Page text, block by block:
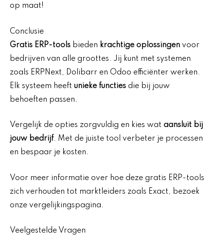
op maat!
Conclusie
Gratis ERP-tools bieden krachtige oplossingen voor
bedrijven van alle groottes. Jij kunt met systemen
zoals ERPNext, Dolibarr en Odoo efficiënter werken.
Elk systeem heeft unieke functies die bij jouw
behoeften passen.
Vergelijk de opties zorgvuldig en kies wat aansluit bij
jouw bedrijf. Met de juiste tool verbeter je processen
en bespaar je kosten.
Voor meer informatie over hoe deze gratis ERP-tools
zich verhouden tot marktleiders zoals Exact, bezoek
onze vergelijkingspagina.
Veelgestelde Vragen